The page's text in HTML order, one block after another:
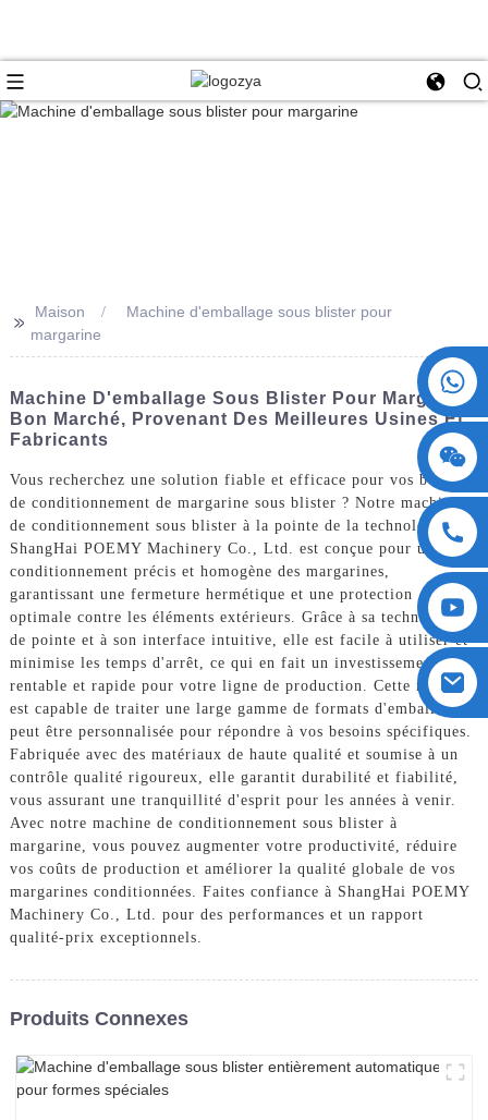
>>
Maison
Machine d'emballage sous blister pour
margarine
Machine D'emballage Sous Blister Pour Margarine
Bon Marché, Provenant Des Meilleures Usines Et
Fabricants
Vous recherchez une solution fiable et efficace pour vos besoins
de conditionnement de margarine sous blister ? Notre machine
de conditionnement sous blister à la pointe de la technologie de
ShangHai POEMY Machinery Co., Ltd. est conçue pour un
conditionnement précis et homogène des margarines,
garantissant une fermeture hermétique et une protection
optimale contre les éléments extérieurs. Grâce à sa technologie
de pointe et à son interface intuitive, elle est facile à utiliser et
minimise les temps d'arrêt, ce qui en fait un investissement
rentable et rapide pour votre ligne de production. Cette machine
est capable de traiter une large gamme de formats d'emballage et
peut être personnalisée pour répondre à vos besoins spécifiques.
Fabriquée avec des matériaux de haute qualité et soumise à un
contrôle qualité rigoureux, elle garantit durabilité et fiabilité,
vous assurant une tranquillité d'esprit pour les années à venir.
Avec notre machine de conditionnement sous blister à
margarine, vous pouvez augmenter votre productivité, réduire
vos coûts de production et améliorer la qualité globale de vos
margarines conditionnées. Faites confiance à ShangHai POEMY
Machinery Co., Ltd. pour des performances et un rapport
qualité-prix exceptionnels.
Produits Connexes